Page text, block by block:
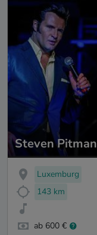
Steven
Luxemburg
143 km
ab 600 €